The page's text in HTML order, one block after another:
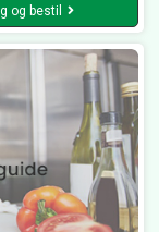
og bestil